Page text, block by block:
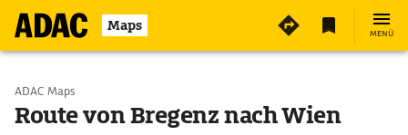
Maps MENÜ
Start wählen
ADAC Maps
Route von Bregenz nach Wien